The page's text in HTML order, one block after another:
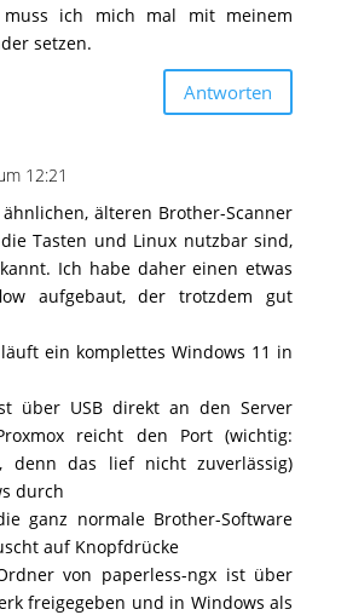
muss ich mich mal mit meinem
setzen.
Antworten
12:21
älteren Brother-Scanner
Tasten und Linux nutzbar sind,
Ich habe daher einen etwas
aufgebaut, der trotzdem gut
ein komplettes Windows 11 in
über USB direkt an den Server
reicht den Port (wichtig:
denn das lief nicht zuverlässig)
durch
ganz normale Brother-Software
auf Knopfdrücke
von paperless-ngx ist über
freigegeben und in Windows als